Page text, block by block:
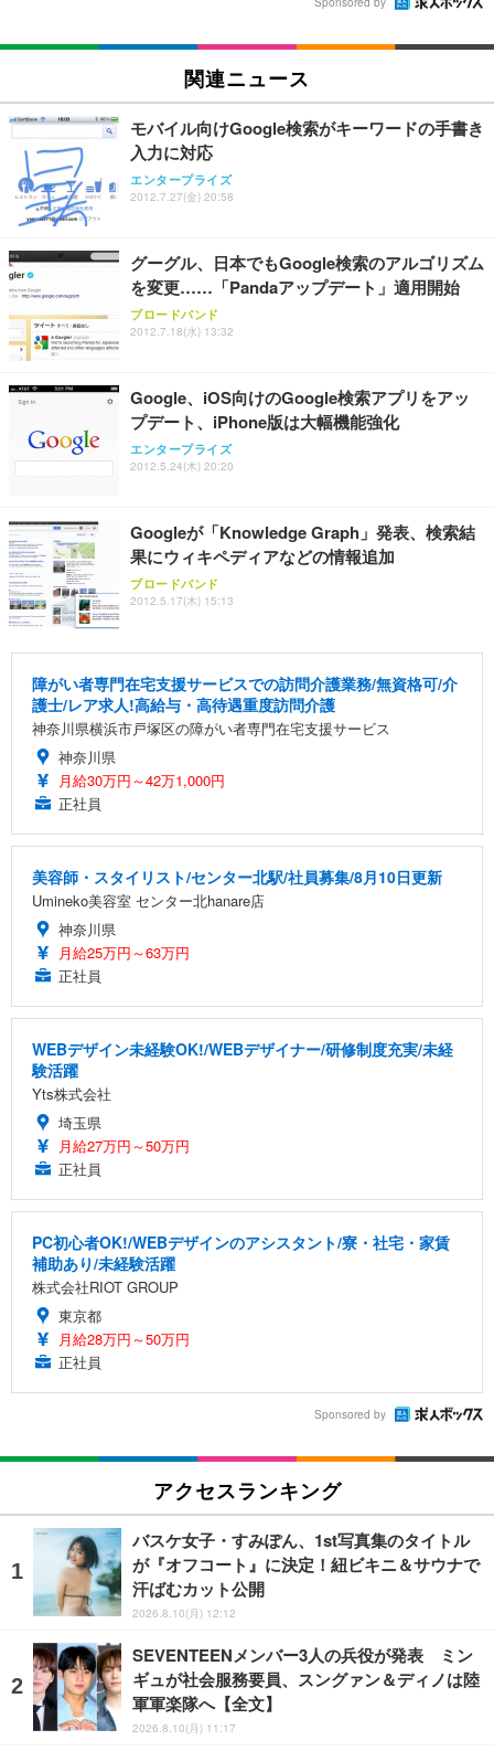
関連ニュース
モバイル向けGoogle検索がキーワードの手書き
入力に対応
エンタープライズ
2012.7.27(金) 20:58
グーグル、日本でもGoogle検索のアルゴリズム
を変更……「Pandaアップデート」適用開始
ブロードバンド
2012.7.18(水) 13:32
Google、iOS向けのGoogle検索アプリをアッ
プデート、iPhone版は大幅機能強化
エンタープライズ
2012.5.24(木) 20:20
Googleが「Knowledge Graph」発表、検索結
果にウィキペディアなどの情報追加
ブロードバンド
2012.5.17(木) 15:13
障がい者専門在宅支援サービスでの訪問介護業務/無資格可/介
護士/レア求人!高給与・高待遇重度訪問介護
神奈川県横浜市戸塚区の障がい者専門在宅支援サービス
神奈川県
月給30万円～42万1,000円
正社員
美容師・スタイリスト/センター北駅/社員募集/8月10日更新
Umineko美容室 センター北hanare店
神奈川県
月給25万円～63万円
正社員
WEBデザイン未経験OK!/WEBデザイナー/研修制度充実/未経
験活躍
Yts株式会社
埼玉県
月給27万円～50万円
正社員
PC初心者OK!/WEBデザインのアシスタント/寮・社宅・家賃
補助あり/未経験活躍
株式会社RIOT GROUP
東京都
月給28万円～50万円
正社員
Sponsored by
アクセスランキング
バスケ女子・すみぽん、1st写真集のタイトル
が『オフコート』に決定！紐ビキニ＆サウナで
汗ばむカット公開
2026.8.10(月) 12:12
SEVENTEENメンバー3人の兵役が発表 ミン
ギュが社会服務要員、スングァン＆ディノは陸
軍軍楽隊へ【全文】
2026.8.10(月) 11:17